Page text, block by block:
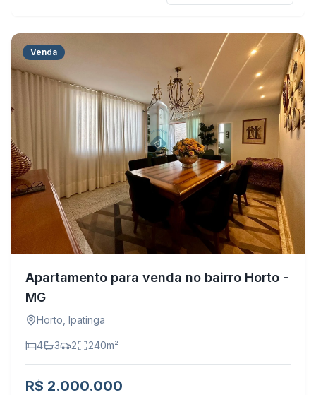
Venda
Apartamento para venda no bairro Horto -
MG
Horto Ipatinga
4 3 2 240m²
R$ 2.000.000